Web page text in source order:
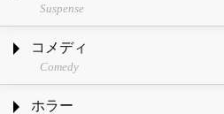
Suspense
コメディ
Comedy
ホラー